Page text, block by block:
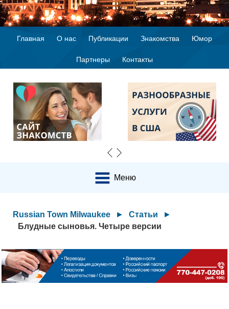
Главная О нас Публикации Знакомства Юмор
Партнеры Контакты
Меню
Russian Town Milwaukee ► Статьи
►
Блудные сыновья. Четыре версии